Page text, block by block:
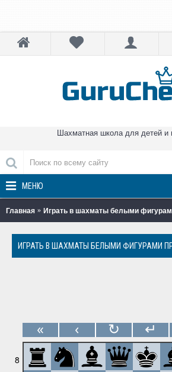
Шахматная школа для детей и
МЕНЮ
Главная Играть в шахматы белыми
ИГРАТЬ В ШАХМАТЫ БЕЛЫМИ ФИГУРАМИ